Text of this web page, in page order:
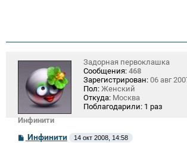
Инфинити
Задорная первоклашка
Сообщения: 468
Зарегистрирован: 06 авг
Пол: Женский
Откуда: Москва
Поблагодарили: 1 раз
СИнфинити 14 окт 2008, 14:58